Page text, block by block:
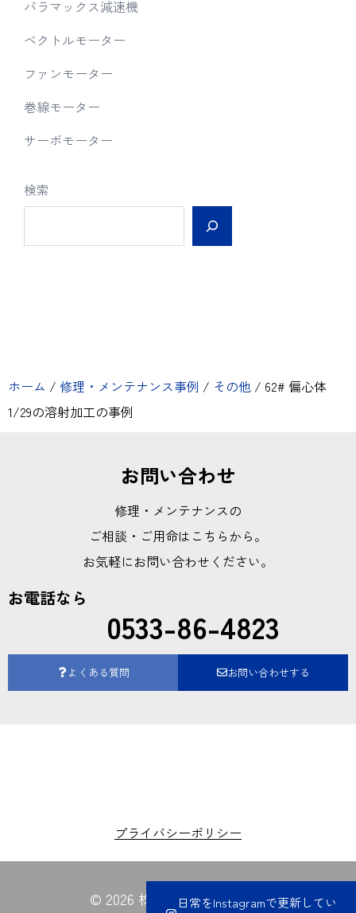
パラマックス減速機
ベクトルモーター
ファンモーター
巻線モーター
サーボモーター
検索
日常をInstagramで更新してい
ホーム / 修理・メンテナンス事例 / その他 / 62# 偏心体
1/29の溶射加工の事例
お問い合わせ
修理・メンテナンスの
ご相談・ご用命はこちらから。
お気軽にお問い合わせください。
お電話なら
0533-86-4823
よくある質問 お問い合わせする
プライバシーポリシー
© 2026 株式会社夏目電業所